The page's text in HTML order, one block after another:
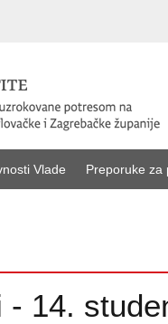
Vlade Preporuke za
14.